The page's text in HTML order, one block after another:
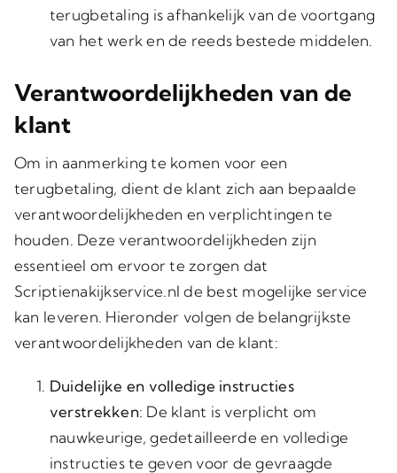
terugbetaling is afhankelijk van de voortgang
van het werk en de reeds bestede middelen.
Verantwoordelijkheden van de
klant
Om in aanmerking te komen voor een
terugbetaling, dient de klant zich aan bepaalde
verantwoordelijkheden en verplichtingen te
houden. Deze verantwoordelijkheden zijn
essentieel om ervoor te zorgen dat
Scriptienakijkservice.nl de best mogelijke service
kan leveren. Hieronder volgen de belangrijkste
verantwoordelijkheden van de klant:
Duidelijke en volledige instructies
verstrekken: De klant is verplicht om
nauwkeurige, gedetailleerde en volledige
instructies te geven voor de gevraagde